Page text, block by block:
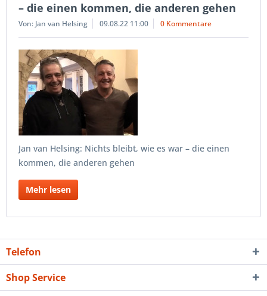
– die einen kommen, die anderen gehen
Von: Jan van Helsing 09.08.22 11:00 0 Kommentare
Jan van Helsing: Nichts bleibt, wie es war – die einen
kommen, die anderen gehen
Mehr lesen
Telefon
Shop Service